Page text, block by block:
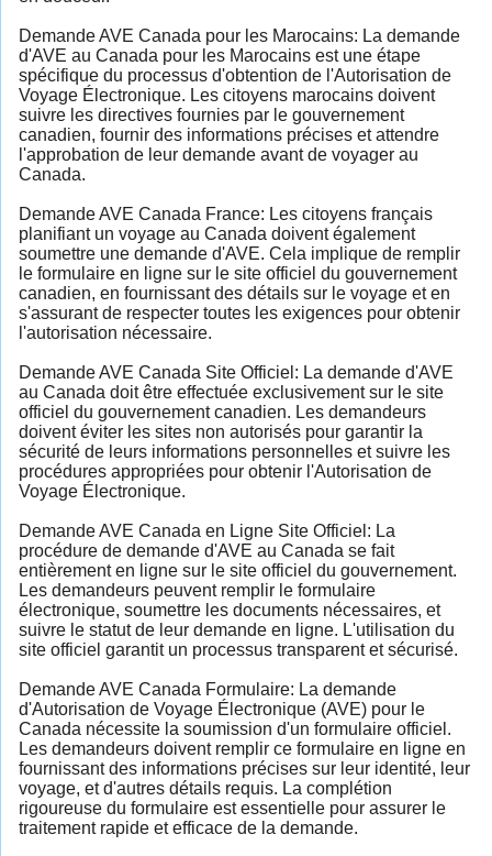
Demande AVE Canada pour les Marocains: La demande
d'AVE au Canada pour les Marocains est une étape
spécifique du processus d'obtention de l'Autorisation de
Voyage Électronique. Les citoyens marocains doivent
suivre les directives fournies par le gouvernement
canadien, fournir des informations précises et attendre
l'approbation de leur demande avant de voyager au
Canada.
Demande AVE Canada France: Les citoyens français
planifiant un voyage au Canada doivent également
soumettre une demande d'AVE. Cela implique de remplir
le formulaire en ligne sur le site officiel du gouvernement
canadien, en fournissant des détails sur le voyage et en
s'assurant de respecter toutes les exigences pour obtenir
l'autorisation nécessaire.
Demande AVE Canada Site Officiel: La demande d'AVE
au Canada doit être effectuée exclusivement sur le site
officiel du gouvernement canadien. Les demandeurs
doivent éviter les sites non autorisés pour garantir la
sécurité de leurs informations personnelles et suivre les
procédures appropriées pour obtenir l'Autorisation de
Voyage Électronique.
Demande AVE Canada en Ligne Site Officiel: La
procédure de demande d'AVE au Canada se fait
entièrement en ligne sur le site officiel du gouvernement.
Les demandeurs peuvent remplir le formulaire
électronique, soumettre les documents nécessaires, et
suivre le statut de leur demande en ligne. L'utilisation du
site officiel garantit un processus transparent et sécurisé.
Demande AVE Canada Formulaire: La demande
d'Autorisation de Voyage Électronique (AVE) pour le
Canada nécessite la soumission d'un formulaire officiel.
Les demandeurs doivent remplir ce formulaire en ligne en
fournissant des informations précises sur leur identité, leur
voyage, et d'autres détails requis. La complétion
rigoureuse du formulaire est essentielle pour assurer le
traitement rapide et efficace de la demande.